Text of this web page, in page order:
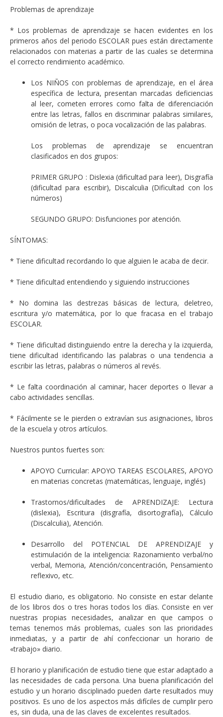
Problemas de aprendizaje
* Los problemas de aprendizaje se hacen evidentes en los
primeros años del periodo ESCOLAR pues están directamente
relacionados con materias a partir de las cuales se determina
el correcto rendimiento académico.
Los NIÑOS con problemas de aprendizaje, en el área
específica de lectura, presentan marcadas deficiencias
al leer, cometen errores como falta de diferenciación
entre las letras, fallos en discriminar palabras similares,
omisión de letras, o poca vocalización de las palabras.
Los problemas de aprendizaje se encuentran
clasificados en dos grupos:
PRIMER GRUPO : Dislexia (dificultad para leer), Disgrafía
(dificultad para escribir), Discalculia (Dificultad con los
números)
SEGUNDO GRUPO: Disfunciones por atención.
SÍNTOMAS:
* Tiene dificultad recordando lo que alguien le acaba de decir.
* Tiene dificultad entendiendo y siguiendo instrucciones
* No domina las destrezas básicas de lectura, deletreo,
escritura y/o matemática, por lo que fracasa en el trabajo
ESCOLAR.
* Tiene dificultad distinguiendo entre la derecha y la izquierda,
tiene dificultad identificando las palabras o una tendencia a
escribir las letras, palabras o números al revés.
* Le falta coordinación al caminar, hacer deportes o llevar a
cabo actividades sencillas.
* Fácilmente se le pierden o extravían sus asignaciones, libros
de la escuela y otros artículos.
Nuestros puntos fuertes son:
APOYO Curricular: APOYO TAREAS ESCOLARES, APOYO
en materias concretas (matemáticas, lenguaje, inglés)
Trastornos/dificultades de APRENDIZAJE: Lectura
(dislexia), Escritura (disgrafía, disortografía), Cálculo
(Discalculia), Atención.
Desarrollo del POTENCIAL DE APRENDIZAJE y
estimulación de la inteligencia: Razonamiento verbal/no
verbal, Memoria, Atención/concentración, Pensamiento
reflexivo, etc.
El estudio diario, es obligatorio. No consiste en estar delante
de los libros dos o tres horas todos los días. Consiste en ver
nuestras propias necesidades, analizar en que campos o
temas tenemos más problemas, cuales son las prioridades
inmediatas, y a partir de ahí confeccionar un horario de
«trabajo» diario.
El horario y planificación de estudio tiene que estar adaptado a
las necesidades de cada persona. Una buena planificación del
estudio y un horario disciplinado pueden darte resultados muy
positivos. Es uno de los aspectos más difíciles de cumplir pero
es, sin duda, una de las claves de excelentes resultados.